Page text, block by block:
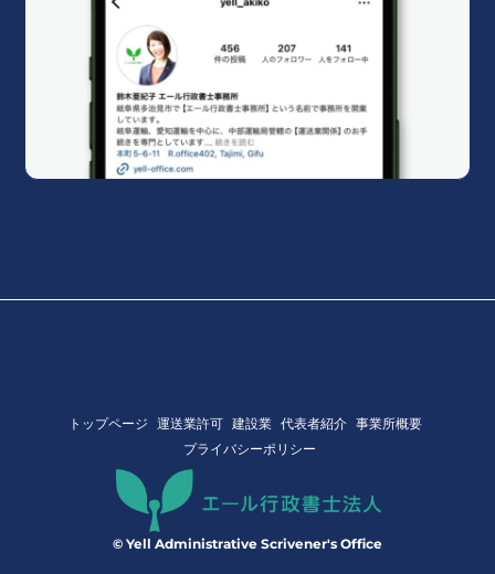
トップページ 運送業許可 建設業 代表者紹介 事業所概要
プライバシーポリシー
© Yell Administrative Scrivener's Office